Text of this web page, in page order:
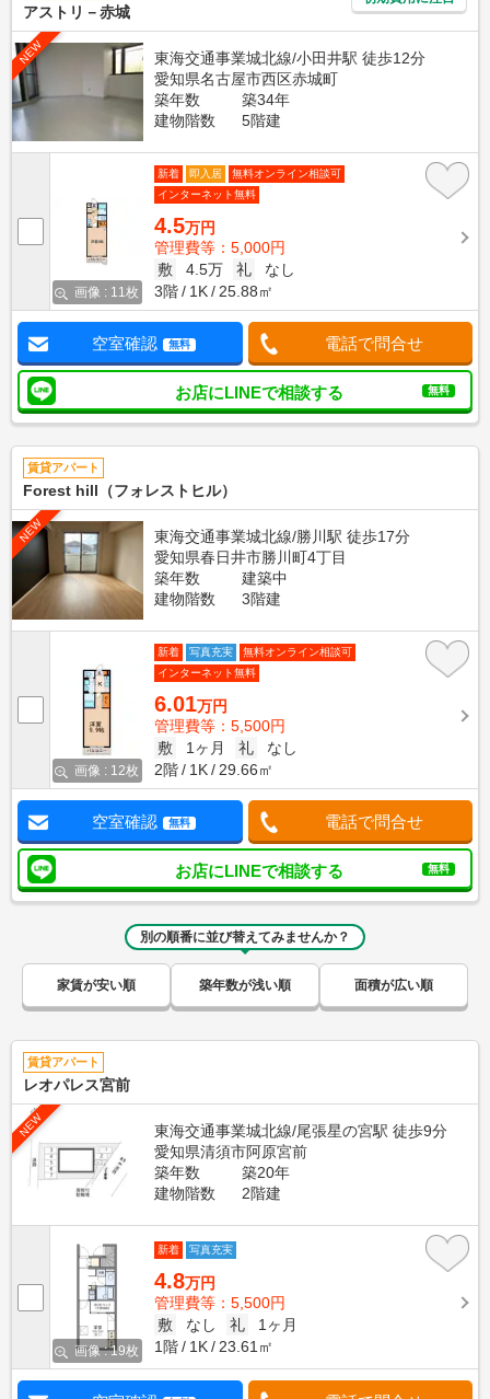
アストリ－赤城
NEW
東海交通事業城北線/小田井駅 徒歩12分
愛知県名古屋市西区赤城町
築年数
築34年
建物階数
5階建
画像 : 11枚
新着 即入居
無料オンライン相談可
インターネット無料
4.5万円
管理費等：5,000円
敷
4.5万 礼
なし
3階
1K 25.88㎡
空室確認 無料 電話で問合せ
お店にLINEで相談する 無料
賃貸アパート
Forest hill（フォレストヒル）
NEW
東海交通事業城北線/勝川駅 徒歩17分
愛知県春日井市勝川町4丁目
築年数
建築中
建物階数
3階建
画像 : 12枚
新着 写真充実
無料オンライン相談可
インターネット無料
6.01万円
管理費等：5,500円
敷
1ヶ月 礼
なし
2階
1K 29.66㎡
空室確認 無料 電話で問合せ
お店にLINEで相談する 無料
別の順番に並び替えてみませんか？
家賃が安い順 築年数が浅い順 面積が広い順
賃貸アパート
レオパレス宮前
NEW
東海交通事業城北線/尾張星の宮駅 徒歩9分
愛知県清須市阿原宮前
築年数
築20年
建物階数
2階建
画像 : 19枚
新着 写真充実
4.8万円
管理費等：5,500円
敷
なし 礼
1ヶ月
1階
1K 23.61㎡